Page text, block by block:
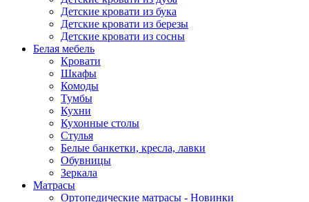
Детские кровати из бука
Детские кровати из березы
Детские кровати из сосны
Белая мебель
Кровати
Шкафы
Комоды
Тумбы
Кухни
Кухонные столы
Стулья
Белые банкетки, кресла, лавки
Обувницы
Зеркала
Матрасы
Ортопедические матрасы - Новинки